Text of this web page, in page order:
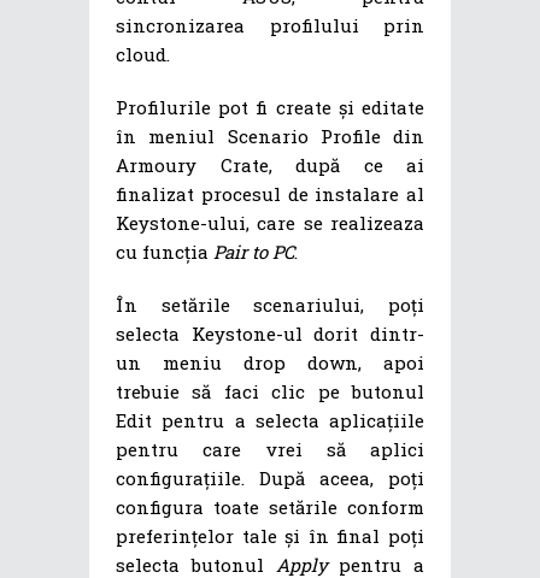
sincronizarea profilului prin
cloud.
Profilurile pot fi create și editate
în meniul Scenario Profile din
Armoury Crate, după ce ai
finalizat procesul de instalare al
Keystone-ului, care se realizeaza
cu funcția Pair to PC.
În setările scenariului, poți
selecta Keystone-ul dorit dintr-
un meniu drop down, apoi
trebuie să faci clic pe butonul
Edit pentru a selecta aplicațiile
pentru care vrei să aplici
configurațiile. După aceea, poți
configura toate setările conform
preferințelor tale și în final poți
selecta butonul Applypentru a